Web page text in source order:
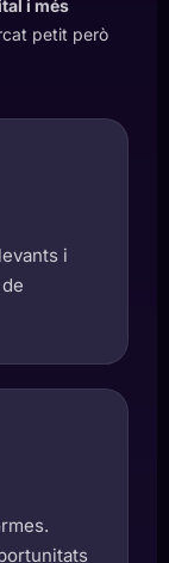
i més
petit però
i